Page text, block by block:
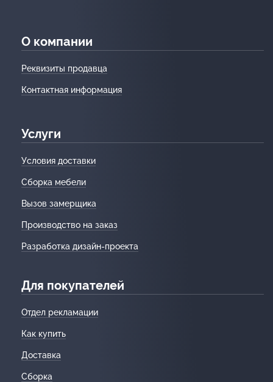
О компании
Реквизиты продавца
Контактная информация
Услуги
Условия доставки
Сборка мебели
Вызов замерщика
Производство на заказ
Разработка дизайн-проекта
Для покупателей
Отдел рекламации
Как купить
Доставка
Сборка